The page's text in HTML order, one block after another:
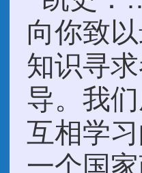
向你致
知识寻
导。我
互相学
一个国